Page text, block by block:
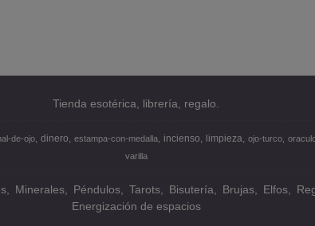
Tienda esotérica, librería, regalo.
de-ojo dinero estampa-con-medalla incienso limpieza ojo-turco
varilla
Minerales Péndulos Tarots Bisutería Brujas Elfos
Energización de espacios